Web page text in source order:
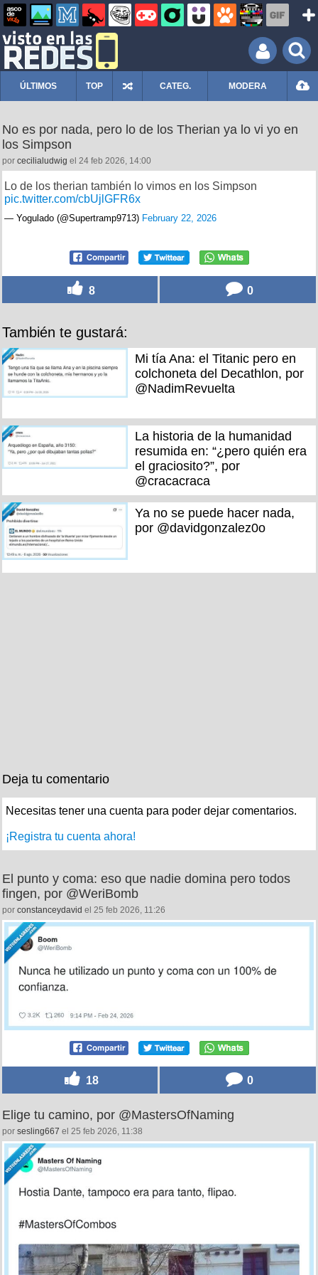
ÚLTIMOS TOP CATEG. MODERA
No es por nada, pero lo de los Therian ya lo vi yo en
los Simpson
por cecilialudwig el 24 feb 2026, 14:00
Lo de los therian también lo vimos en los Simpson
pic.twitter.com/cbUjlGFR6x
— Yogulado (@Supertramp9713) February 22, 2026
8 0
También te gustará:
Mi tía Ana: el Titanic pero en
colchoneta del Decathlon, por
@NadimRevuelta
La historia de la humanidad
resumida en: “¿pero quién era
el graciosito?”, por
@cracacraca
Ya no se puede hacer nada,
por @davidgonzalez0o
Deja tu comentario
Necesitas tener una cuenta para poder dejar comentarios.
¡Registra tu cuenta ahora!
El punto y coma: eso que nadie domina pero todos
fingen, por @WeriBomb
por constanceydavid el 25 feb 2026, 11:26
18 0
Elige tu camino, por @MastersOfNaming
por sesling667 el 25 feb 2026, 11:38